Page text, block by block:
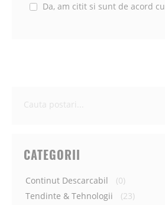
Da, am citit si sunt de acord cu
Ce
CATEGORII
Continut Descarcabil
(0)
Tendinte & Tehnologii
(23)